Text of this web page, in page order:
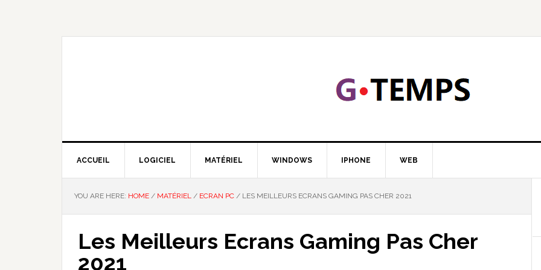
ACCUEIL LOGICIEL MATÉRIEL WINDOWS IPHONE WEB
YOU ARE HERE: HOME / MATÉRIEL / ECRAN PC / LES MEILLEURS ECRANS GAMING PAS CHER 2021
Les Meilleurs Ecrans Gaming Pas Cher
2021